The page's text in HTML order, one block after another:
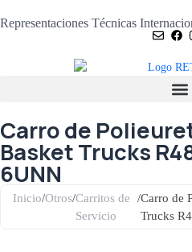
Representaciones Técnicas
Carro de
Basket Trucks
6UNN
Inicio/Otros/Carritos de
Servicio
/Carro de
Trucks